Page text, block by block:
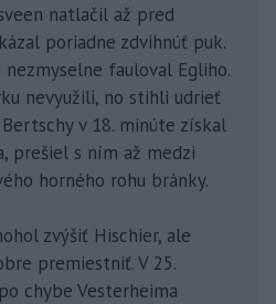
natlačil až pred
poriadne zdvihnúť puk.
fauloval Egliho.
nevyužili, no stihli udrieť
v 18. minúte získal
prešiel s ním až medzi
horného rohu bránky.
zvýšiť Hischier, ale
premiestniť. V 25.
chybe Vesterheima